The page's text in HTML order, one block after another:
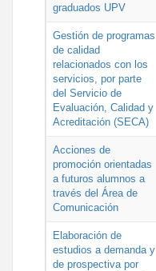
graduados UPV
Gestión de programas
de calidad
relacionados con los
servicios, por parte
del Servicio de
Evaluación, Calidad y
Acreditación (SECA)
Acciones de
promoción orientadas
a futuros alumnos a
través del Área de
Comunicación
Elaboración de
estudios a demanda y
de prospectiva por